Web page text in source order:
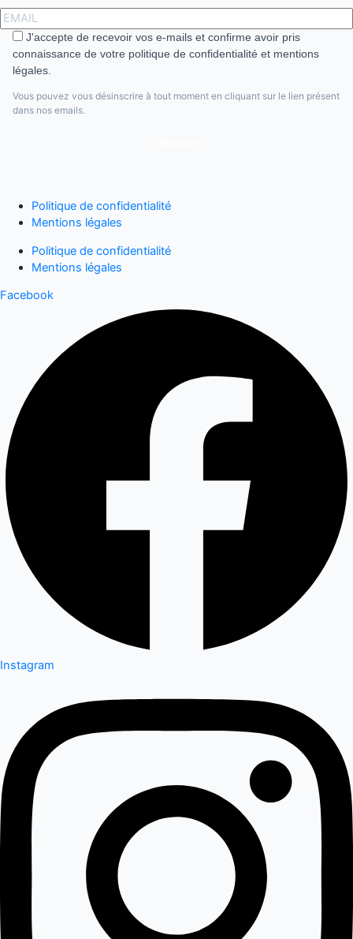
J'accepte de recevoir vos e-mails et confirme avoir pris
connaissance de votre politique de confidentialité et mentions
légales.
Vous pouvez vous désinscrire à tout moment en cliquant sur le lien présent
dans nos emails.
Politique de confidentialité
Mentions légales
Politique de confidentialité
Mentions légales
Facebook
Instagram